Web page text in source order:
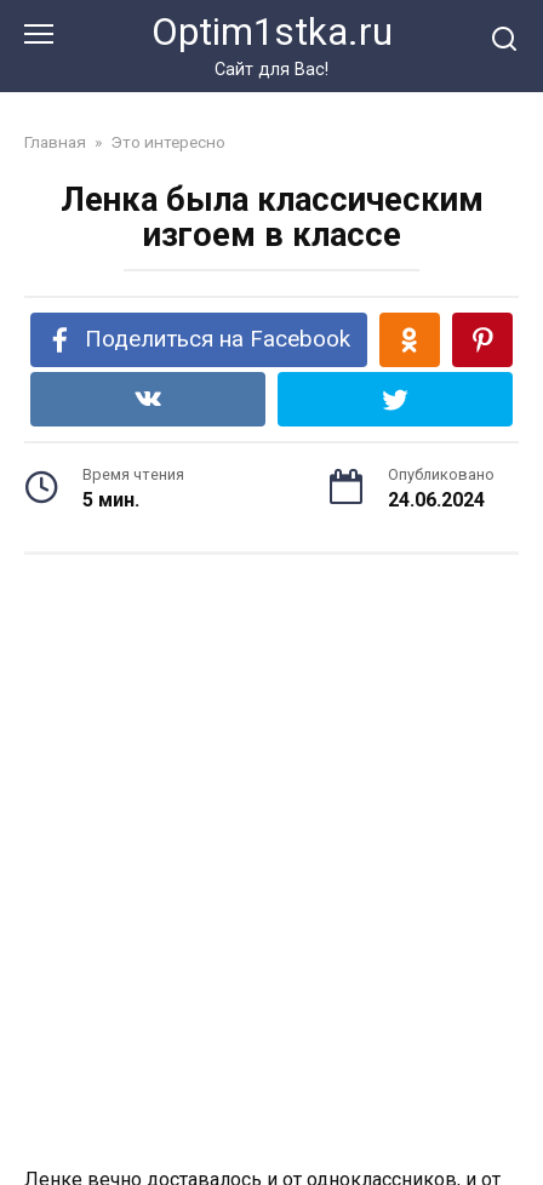
Optim1stka.ru
Сайт для Вас!
Главная » Это интересно
Ленка была классическим
изгоем в классе
Поделиться на Facebook
Время чтения
5 мин.
Опубликовано
24.06.2024
Ленке вечно доставалось и от одноклассников, и от